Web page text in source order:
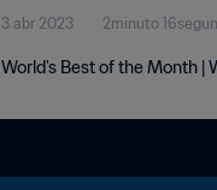
3 abr 2023 2minuto
World's Best of the Month |